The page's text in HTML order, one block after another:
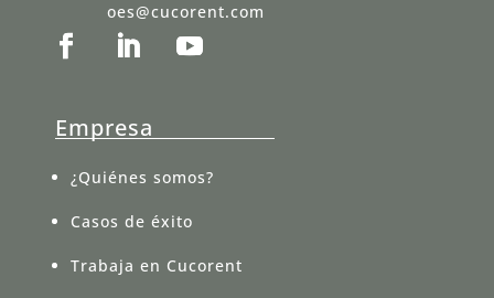
oes@cucorent.com
Empresa
¿Quiénes somos?
Casos de éxito
Trabaja en Cucorent